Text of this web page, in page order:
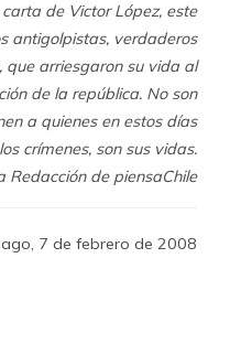
de Victor López, este
antigolpistas, verdaderos
que arriesgaron su vida al
de la república. No son
a quienes en estos días
crímenes, son sus vidas.
Redacción de piensaChile
7 de febrero de 2008